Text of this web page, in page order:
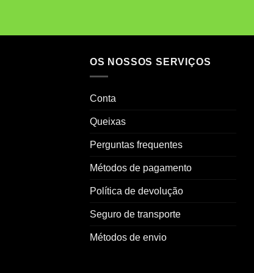
OS NOSSOS SERVIÇOS
Conta
Queixas
Perguntas frequentes
Métodos de pagamento
Política de devolução
Seguro de transporte
Métodos de envio